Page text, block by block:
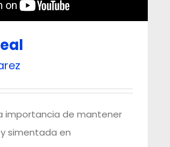
importancia de mantener
simentada en